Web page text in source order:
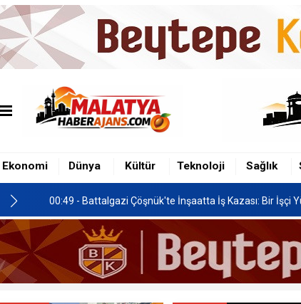
Ekonomi Dünya Kültür Teknoloji Sağlık
00:49 - Battalgazi Çöşnük'te İnşaatta İş Kazası: Bir İşçi
00:58 - Malatya’da Gastronomi Festivali, 8-16 Ağustos'ta
00:49 - Battalgazi Çöşnük'te İnşaatta İş Kazası: Bir İşçi
01:00 - İkizce'de Freni Boşalan Hafriyat Kamyonu TOKİ